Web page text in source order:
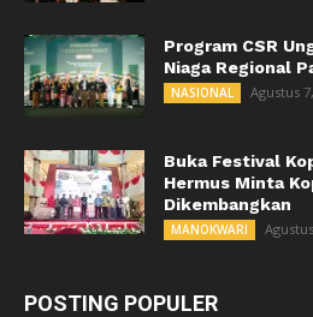
Program CSR
Niaga Regional
NASIONAL Agustus
Buka Festival
Hermus Minta
Dikembangkan
MANOKWARI
POSTING POPULER